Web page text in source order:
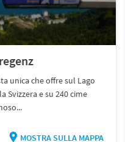
unica che offre sul Lago
Svizzera e su 240 cime
MOSTRA SULLA MAPPA